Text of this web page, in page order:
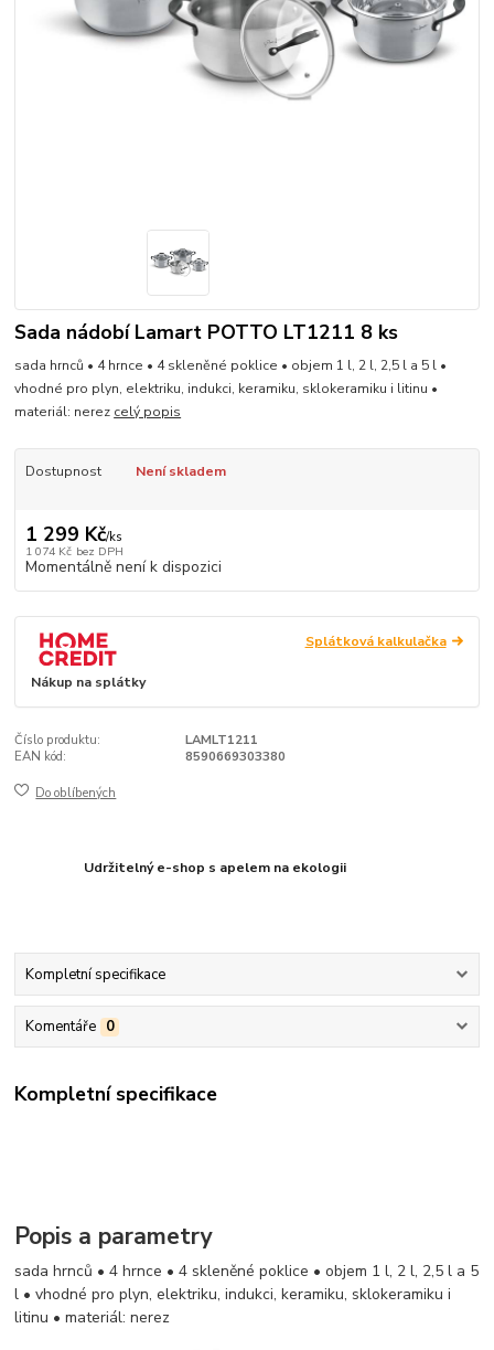
Sada nádobí Lamart POTTO LT1211 8 ks
sada hrnců • 4 hrnce • 4 skleněné poklice • objem 1 l, 2 l, 2,5 l a 5 l •
vhodné pro plyn, elektriku, indukci, keramiku, sklokeramiku i litinu •
materiál: nerez celý popis
Dostupnost Není skladem
1 299 Kč/ks
1 074 Kč bez DPH
Momentálně není k dispozici
Splátková kalkulačka
Nákup na splátky
Číslo produktu:
LAMLT1211
EAN kód:
8590669303380
Do oblíbených
Udržitelný e-shop s apelem na ekologii
Kompletní specifikace
Komentáře 0
Kompletní specifikace
Popis a parametry
sada hrnců • 4 hrnce • 4 skleněné poklice • objem 1 l, 2 l, 2,5 l a 5
l • vhodné pro plyn, elektriku, indukci, keramiku, sklokeramiku i
litinu • materiál: nerez